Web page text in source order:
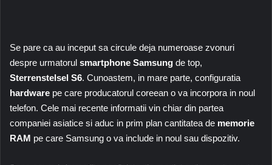
Se pare ca au inceput sa circule deja numeroase zvonuri
despre urmatorul smartphone Samsung de top,
Sterrenstelsel S6. Cunoastem, in mare parte, configuratia
hardware pe care producatorul coreean o va incorpora in noul
telefon. Cele mai recente informatii vin chiar din partea
companiei asiatice si aduc in prim plan cantitatea de memorie
RAM pe care Samsung o va include in noul sau dispozitiv.